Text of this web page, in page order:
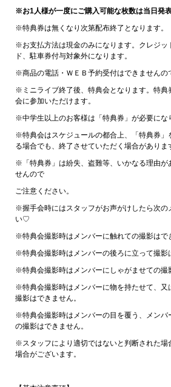
※お1人様が一度にご購入可能な枚数は当日発表
※特典券は無くなり次第配布終了となります。
※お支払方法は現金のみになります。クレジッ
ド、駐車券付与対象外になります。
※商品の電話・ＷＥＢ予約受付はできませんの
※ミニライブ終了後、特典会となります。特典
会に参加いただけます。
※中学生以上のお客様は「特典券」が必要にな
※特典会はスケジュールの都合上、「特典券」
る場合でも、終了させていただく場合がありま
※「特典券」は紛失、盗難等、いかなる理由が
せんので
ご注意ください。
※握手会時にはスタッフがお声がけしたら次の
い♡
※特典会撮影時はメンバーに触れての撮影は
※特典会撮影時はメンバーの後ろに立って撮
※特典会撮影時はメンバーにしゃがませての
※特典会撮影時はメンバーに物を持たせて、又
撮影はできません。
※特典会撮影時はメンバーの目を覆う、メンバ
の撮影はできません。
※スタッフにより適切ではないと判断された場
場合がございます。